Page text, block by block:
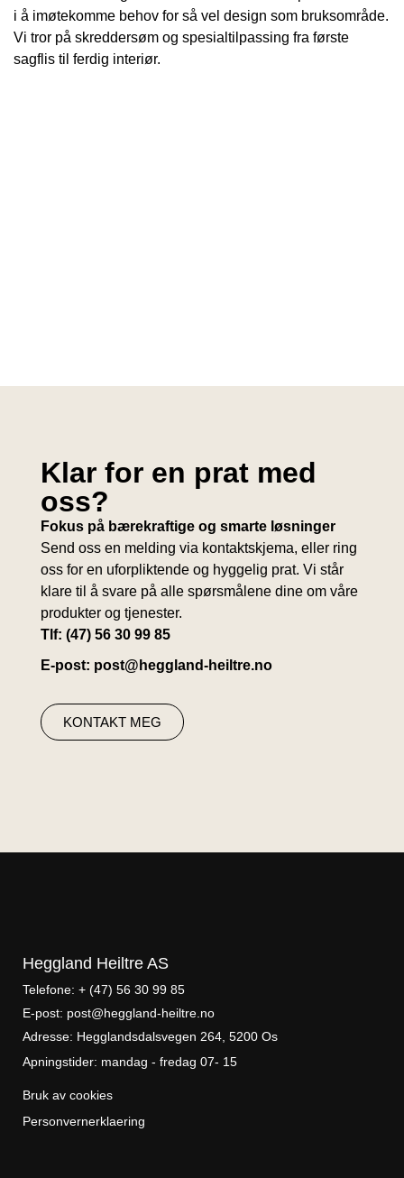
i å imøtekomme behov for så vel design som bruksområde.
Vi tror på skreddersøm og spesialtilpassing fra første
sagflis til ferdig interiør.
Klar for en prat med
oss?
Fokus på bærekraftige og smarte løsninger
Send oss en melding via kontaktskjema, eller ring
oss for en uforpliktende og hyggelig prat. Vi står
klare til å svare på alle spørsmålene dine om våre
produkter og tjenester.
Tlf: (47) 56 30 99 85
E-post: post@heggland-heiltre.no
KONTAKT MEG
Heggland Heiltre AS
Telefone: + (47) 56 30 99 85
E-post: post@heggland-heiltre.no
Adresse: Hegglandsdalsvegen 264, 5200 Os
Apningstider: mandag - fredag 07- 15
Bruk av cookies
Personvernerklaering